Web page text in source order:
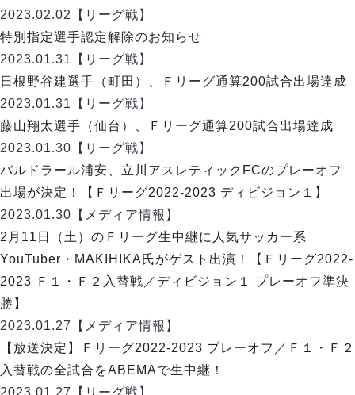
メットライフ生命Ｆリーグカップ 2026
試合日程・結果
大会概要
アリーナ情報
チケット情報
過去の記録
リガーレヴィア葛飾
Y．S．C．C．横浜
ヴィンセドール白山
アグレミーナ浜松
デウソン神戸
ポルセイド浜田
ミラクルスマイル新居浜
記念ゴール
ハットトリック
担当審判員
選手の通算記録（Ｆ１）
エスポラーダ北海道
バルドラール浦安
フウガドールすみだ
しながわシティ
立川アスレティックFC
ペスカドーラ町田
湘南ベルマーレ
ボアルース長野
シュライカー大阪
ボルクバレット北九州
バサジィ大分
DIVISION 02
2023.02.02
【リーグ戦】
特別指定選手認定解除のお知らせ
2023.01.31
【リーグ戦】
日根野谷建選手（町田）、Ｆリーグ通算200試合出場達成
2023.01.31
【リーグ戦】
藤山翔太選手（仙台）、Ｆリーグ通算200試合出場達成
2023.01.30 【リーグ戦】
バルドラール浦安、立川アスレティックFCのプレーオフ
出場が決定！【Ｆリーグ2022-2023 ディビジョン１】
2023.01.30 【メディア情報】
2月11日（土）のＦリーグ生中継に人気サッカー系
YouTuber・MAKIHIKA氏がゲスト出演！【Ｆリーグ2022-
2023 Ｆ１・Ｆ２入替戦／ディビジョン１ プレーオフ準決
勝】
2023.01.27
【メディア情報】
【放送決定】Ｆリーグ2022-2023 プレーオフ／Ｆ１・Ｆ２
入替戦の全試合をABEMAで生中継！
2023.01.27
【リーグ戦】